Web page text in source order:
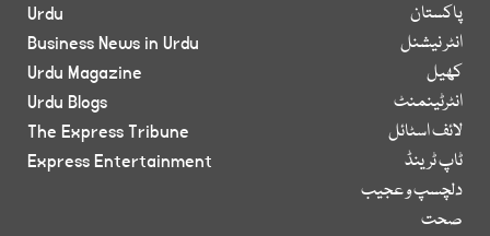
پاکستان
انٹر نیشنل
کھیل
انٹرٹینمنٹ
لائف اسٹائل
ٹاپ ٹرینڈ
دلچسپ و عجیب
صحت
Urdu
Business News in Urdu
Urdu Magazine
Urdu Blogs
The Express Tribune
Express Entertainment